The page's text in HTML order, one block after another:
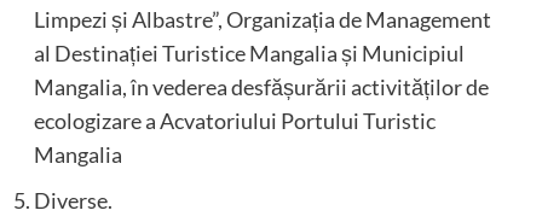
Limpezi și Albastre”, Organizația de Management
al Destinației Turistice Mangalia și Municipiul
Mangalia, în vederea desfășurării activităților de
ecologizare a Acvatoriului Portului Turistic
Mangalia
Diverse.